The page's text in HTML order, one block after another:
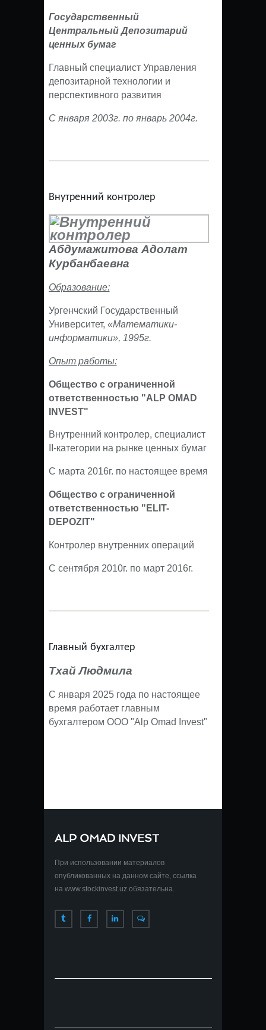
Государственный
Центральный Депозитарий
ценных бумаг
Главный специалист Управления
депозитарной технологии и
перспективного развития
С января 2003г. по январь 2004г.
Внутренний контролер
Абдумажитова Адолат
Курбанбаевна
Образование:
Ургенчский Государственный
Университет, «Математики-
информатики», 1995г.
Опыт работы:
Общество с ограниченной
ответственностью "ALP OMAD
INVEST"
Внутренний контролер, специалист
II-категории на рынке ценных бумаг
С марта 2016г. по настоящее время
Общество с ограниченной
ответственностью "ELIT-
DEPOZIT"
Контролер внутренних операций
С сентября 2010г. по март 2016г.
Главный бухгалтер
Тхай Людмила
С января 2025 года по настоящее
время работает главным
бухгалтером ООО "Alp Omad Invest"
ALP OMAD INVEST
При использовании материалов
опубликованных на данном сайте, ссылка
на www.stockinvest.uz обязательна.